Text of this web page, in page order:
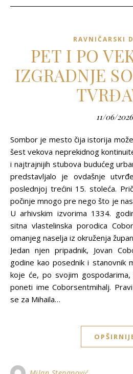
RAVNIČARSKI
PET I PO
IZGRADNJE
11/06/2026
Sombor je mesto čija istorija može da se prati kroz više od
šest vekova neprekidnog
i najtrajnijih stubova budućeg
predstavljalo je ovdašnje
poslednjoj trećini 15. stoleća.
počinje mnogo pre nego što je
U arhivskim izvorima 1334.
sitna vlastelinska porodica
omanjeg naselja iz okruženja
Jedan njen pripadnik, Jovan
godine kao posednik i stanovnik
koje će, po svojim
poneti ime Coborsentmihalj.
se za Mihaila…